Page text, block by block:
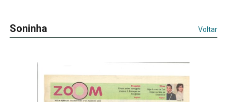
Soninha Voltar